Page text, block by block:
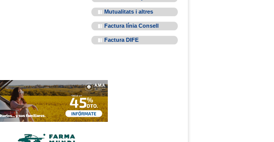
Mutualitats i altres
Factura línia Consell
Factura DIFE